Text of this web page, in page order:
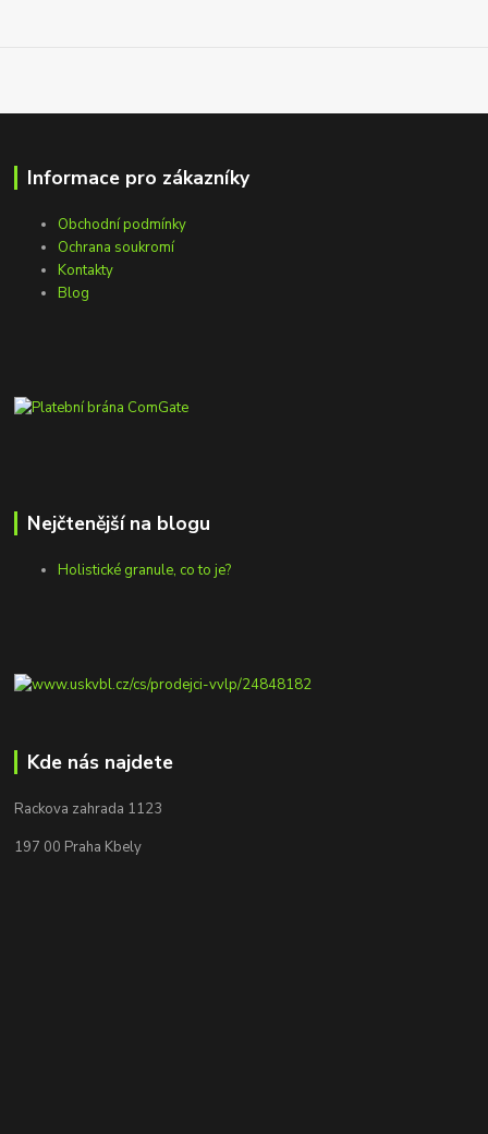
Informace pro zákazníky
Obchodní podmínky
Ochrana soukromí
Kontakty
Blog
Nejčtenější na blogu
Holistické granule, co to je?
Kde nás najdete
Rackova zahrada 1123
197 00 Praha Kbely